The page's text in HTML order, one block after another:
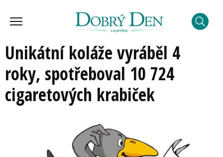
Unikátní koláže vyráběl 4
roky, spotřeboval 10 724
cigaretových krabiček